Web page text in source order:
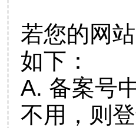
若您的网
如下：
A. 备案号
不用，则